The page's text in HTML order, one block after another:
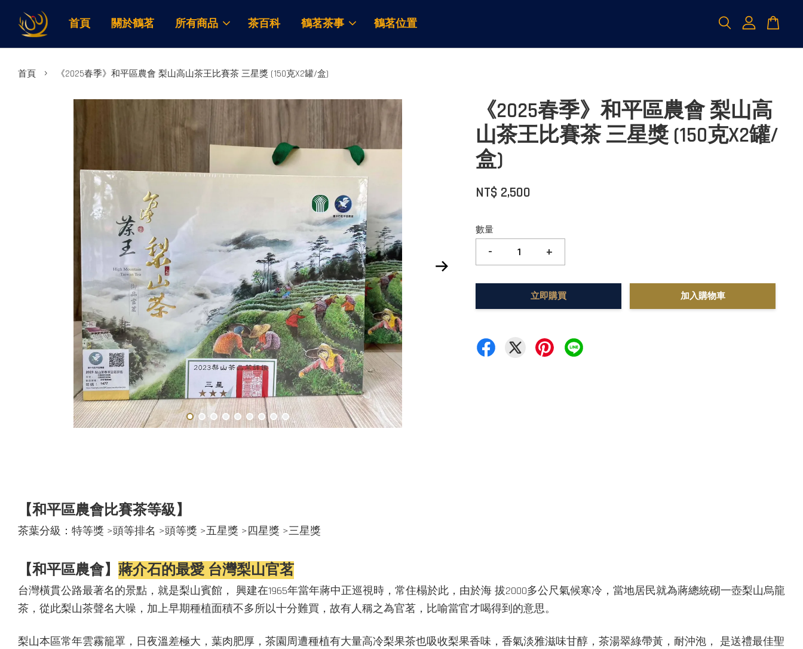
首頁 關於鶴茗 所有商品 茶百科 鶴茗茶事 鶴茗位置
首頁 › 《2025春季》和平區農會 梨山高山茶王比賽茶 三星獎 (150克X2罐/盒)
《2025春季》和平區農會 梨山高
山茶王比賽茶 三星獎 (150克X2罐/
盒)
NT$ 2,500
數量
- +
立即購買 加入購物車
【和平區農會比賽茶等級】
茶葉分級：特等獎 >頭等排名 >頭等獎 >五星獎 >四星獎 >三星獎
【和平區農會】 蔣介石的最愛 台灣梨山官茗
台灣橫貫公路最著名的景點，就是梨山賓館， 興建在1965年當年蔣中正巡視時，常住榻於此，由於海 拔2000多公尺氣候寒冷，當地居民就為蔣總統砌一壺梨山烏龍
茶，從此梨山茶聲名大噪，加上早期種植面積不多所以十分難買，故有人稱之為官茗，比喻當官才喝得到的意思。
梨山本區常年雲霧籠罩，日夜溫差極大，葉肉肥厚，茶園周遭種植有大量高冷梨果茶也吸收梨果香味，香氣淡雅滋味甘醇，茶湯翠綠帶黃，耐沖泡， 是送禮最佳聖